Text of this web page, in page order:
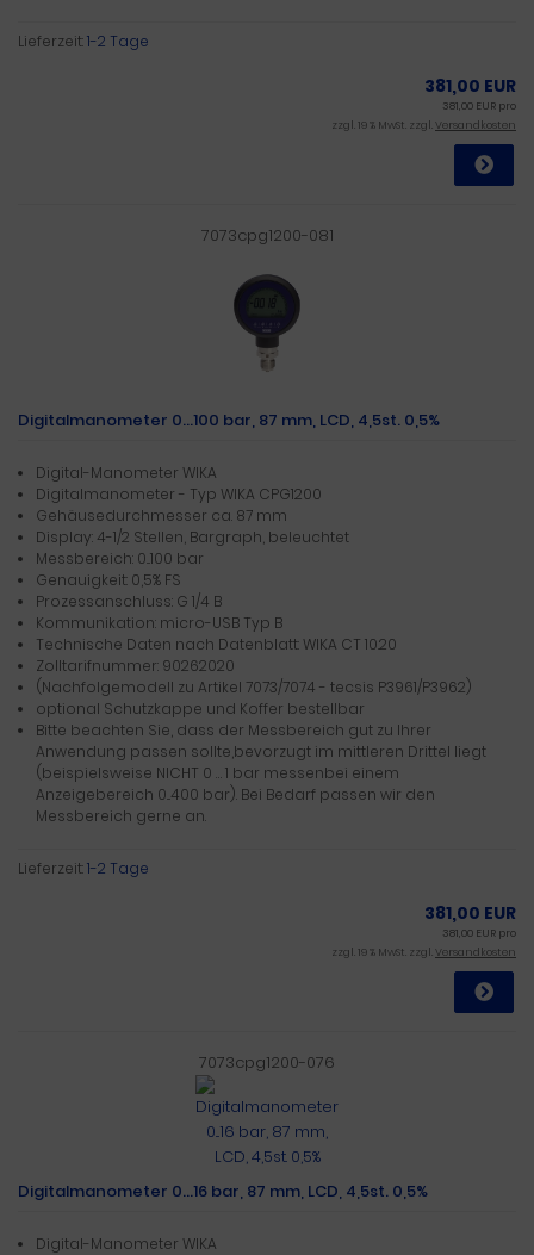
Lieferzeit:1-2 Tage
381,00 EUR
381,00 EUR pro
zzgl. 19 % MwSt. zzgl.Versandkosten
7073cpg1200-081
Digitalmanometer 0...100 bar, 87 mm, LCD, 4,5st. 0,5%
Digital-Manometer WIKA
Digitalmanometer - Typ WIKA CPG1200
Gehäusedurchmesser ca. 87 mm
Display: 4-1/2 Stellen, Bargraph, beleuchtet
Messbereich: 0...100 bar
Genauigkeit: 0,5% FS
Prozessanschluss: G 1/4 B
Kommunikation: micro-USB Typ B
Technische Daten nach Datenblatt: WIKA CT 10.20
Zolltarifnummer: 90262020
(Nachfolgemodell zu Artikel 7073/7074 - tecsis P3961/P3962)
optional Schutzkappe und Koffer bestellbar
Bitte beachten Sie, dass der Messbereich gut zu Ihrer
Anwendung passen sollte,bevorzugt im mittleren Drittel liegt
(beispielsweise NICHT 0 … 1 bar messenbei einem
Anzeigebereich 0...400 bar). Bei Bedarf passen wir den
Messbereich gerne an.
Lieferzeit:1-2 Tage
381,00 EUR
381,00 EUR pro
zzgl. 19 % MwSt. zzgl.Versandkosten
7073cpg1200-076
Digitalmanometer 0...16 bar, 87 mm, LCD, 4,5st. 0,5%
Digital-Manometer WIKA